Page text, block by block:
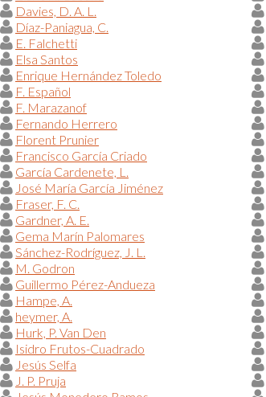
Davies, D. A. L.
Díaz-Paniagua, C.
E. Falchetti
Elsa Santos
Enrique Hernández Toledo
F. Español
F. Marazanof
Fernando Herrero
Florent Prunier
Francisco García Criado
García Cardenete, L.
José María García Jiménez
Fraser, F. C.
Gardner, A. E.
Gema Marín Palomares
Sánchez-Rodríguez, J. L.
M. Godron
Guillermo Pérez-Andueza
Hampe, A.
heymer, A.
Hurk, P. Van Den
Isidro Frutos-Cuadrado
Jesús Selfa
J. P. Pruja